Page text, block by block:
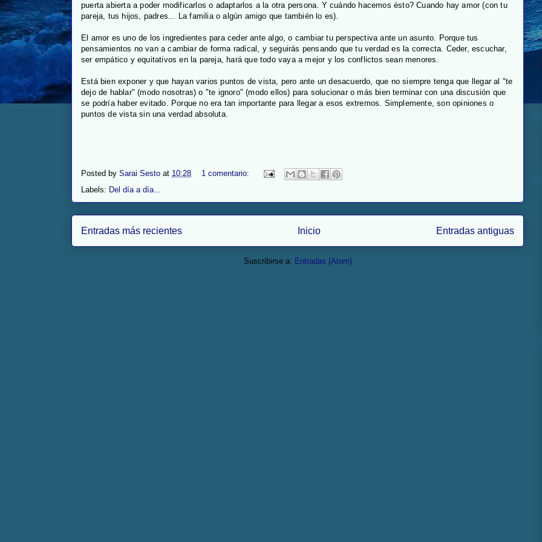
puerta abierta a poder modificarlos o adaptarlos a la otra persona. Y cuándo hacemos ésto? Cuando hay amor (con tu
pareja, tus hijos, padres... La familia o algún amigo que también lo es).
El amor es uno de los ingredientes para ceder ante algo, o cambiar tu perspectiva ante un asunto. Porque tus
pensamientos no van a cambiar de forma radical, y seguirás pensando que tu verdad es la correcta. Ceder, escuchar,
ser empático y equitativos en la pareja, hará que todo vaya a mejor y los conflictos sean menores.
Está bien exponer y que hayan varios puntos de vista, pero ante un desacuerdo, que no siempre tenga que llegar al "te
dejo de hablar" (modo nosotras) o "te ignoro" (modo ellos) para solucionar o más bien terminar con una discusión que
se podría haber evitado. Porque no era tan importante para llegar a esos extremos. Simplemente, son opiniones o
puntos de vista sin una verdad absoluta.
Posted by Sarai Sesto at 10:28
1 comentario:
Labels: Del día a día...
Entradas más recientes Entradas antiguas
Inicio
Suscribirse a: Entradas (Atom)